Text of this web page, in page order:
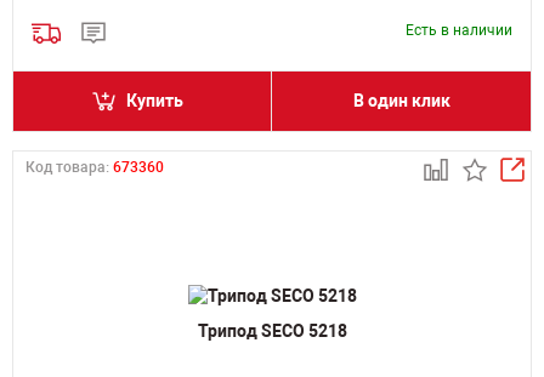
Есть в наличии
Купить В один клик
Код товара: 673360
Трипод SECO 5218